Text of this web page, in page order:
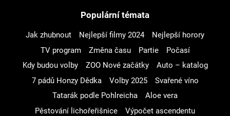
Populární témata
Jak zhubnout Nejlepší filmy 2024
Nejlepší horory
TV program
Změna času Partie
Počasí
Kdy budou volby
ZOO Nové začátky
Auto – katalog
7 pádů Honzy Dědka
Volby 2025
Svařené víno
Tatarák podle Pohlreicha
Aloe vera
Pěstování lichořeřišnice
Výpočet ascendentu